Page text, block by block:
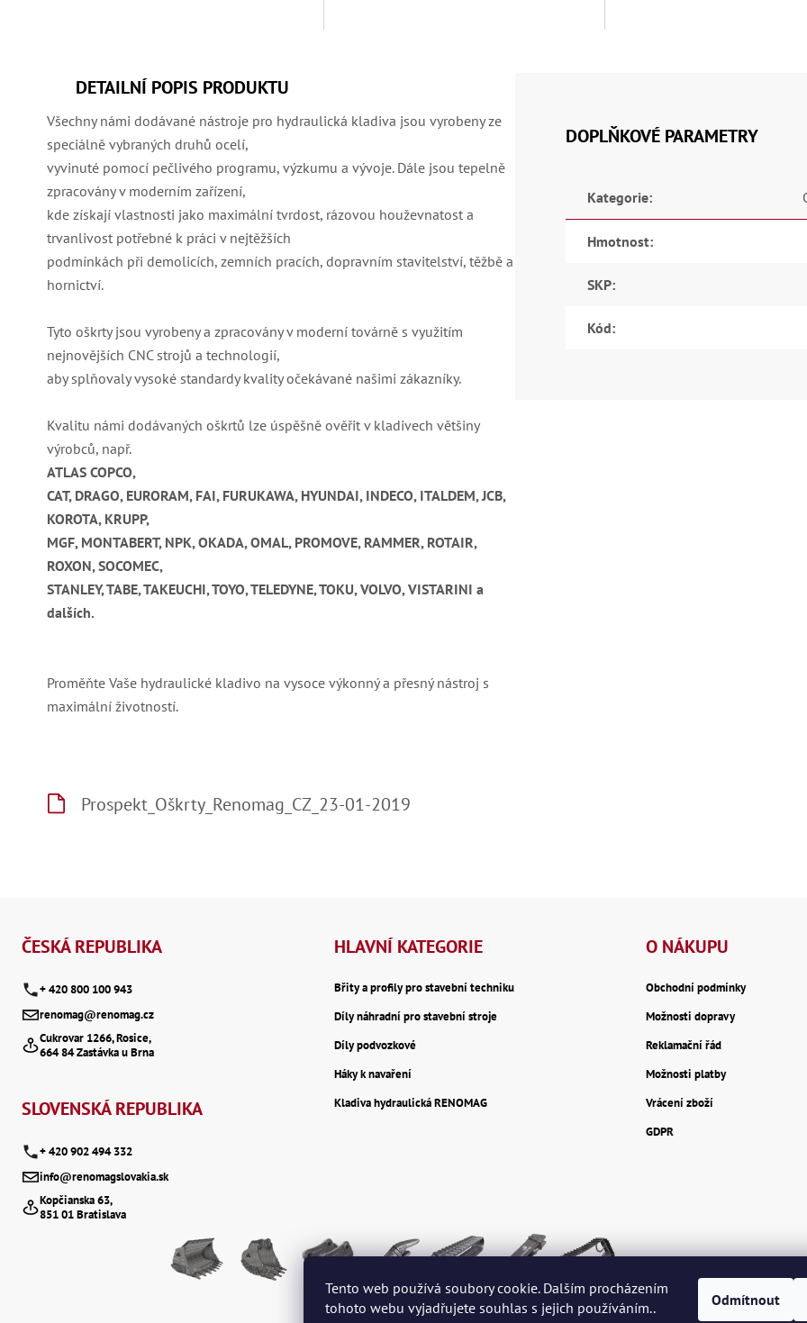
Tento web používá soubory cookie. Dalším procházením
tohoto webu vyjadřujete souhlas s jejich používáním..
Odmítnout
DETAILNÍ POPIS PRODUKTU
Všechny námi dodávané nástroje pro hydraulická kladiva jsou vyrobeny ze
speciálně vybraných druhů ocelí,
vyvinuté pomocí pečlivého programu, výzkumu a vývoje. Dále jsou tepelně
zpracovány v moderním zařízení,
kde získají vlastnosti jako maximální tvrdost, rázovou houževnatost a
trvanlivost potřebné k práci v nejtěžších
podmínkách při demolicích, zemních pracích, dopravním stavitelství, těžbě a
hornictví.
Tyto oškrty jsou vyrobeny a zpracovány v moderní továrně s využitím
nejnovějších CNC strojů a technologií,
aby splňovaly vysoké standardy kvality očekávané našimi zákazníky.
Kvalitu námi dodávaných oškrtů lze úspěšně ověřit v kladivech většiny
výrobců, např.
ATLAS COPCO,
CAT, DRAGO, EURORAM, FAI, FURUKAWA, HYUNDAI, INDECO, ITALDEM, JCB,
KOROTA, KRUPP,
MGF, MONTABERT, NPK, OKADA, OMAL, PROMOVE, RAMMER, ROTAIR,
ROXON, SOCOMEC,
STANLEY, TABE, TAKEUCHI, TOYO, TELEDYNE, TOKU, VOLVO, VISTARINI a
dalších.
Proměňte Vaše hydraulické kladivo na vysoce výkonný a přesný nástroj s
maximální životností.
DOPLŇKOVÉ PARAMETRY
Kategorie:
Hmotnost:
SKP:
Kód:
Prospekt_Oškrty_Renomag_CZ_23-01-2019
ČESKÁ REPUBLIKA
+ 420 800 100 943
renomag@renomag.cz
Cukrovar 1266, Rosice,
664 84 Zastávka u Brna
SLOVENSKÁ REPUBLIKA
+ 420 902 494 332
info@renomagslovakia.sk
Kopčianska 63,
851 01 Bratislava
HLAVNÍ KATEGORIE
Břity a profily pro stavební techniku
Díly náhradní pro stavební stroje
Díly podvozkové
Háky k navaření
Kladiva hydraulická RENOMAG
O NÁKUPU
Obchodní podmínky
Možnosti dopravy
Reklamační řád
Možnosti platby
Vrácení zboží
GDPR